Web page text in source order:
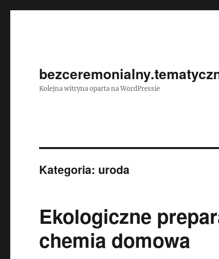
Kolejna witryna oparta na WordPressie
Kategoria: uroda
Ekologiczne
chemia domowa